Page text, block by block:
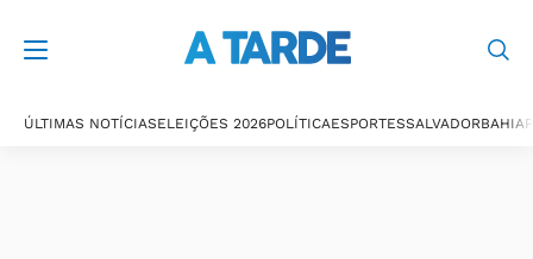
ÚLTIMAS NOTÍCIASELEIÇÕES 2026POLÍTICAESPORTESSALVADORBAHIA